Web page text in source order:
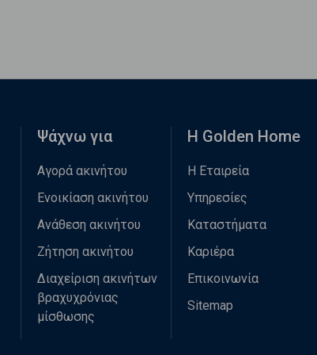
Ψάχνω για
Αγορά ακινήτου
Ενοικίαση ακινήτου
Ανάθεση ακινήτου
Ζήτηση ακινήτου
Διαχείριση ακινήτων
βραχυχρόνιας
μίσθωσης
Η Golden Home
Η Εταιρεία
Υπηρεσίες
Καταστήματα
Καριέρα
Επικοινωνία
Sitemap